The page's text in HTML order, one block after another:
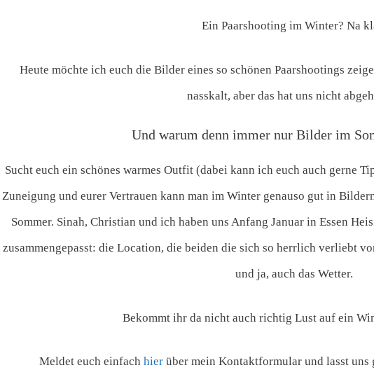
Ein Paarshooting im Winter? Na
Heute möchte ich euch die Bilder eines so schönen Paarshootings
nasskalt, aber das hat uns nicht
Und warum denn immer nur Bilder im
Sucht euch ein schönes warmes Outfit (dabei kann ich euch auch gerne
Zuneigung und eurer Vertrauen kann man im Winter genauso gut in
Sommer. Sinah, Christian und ich haben uns Anfang Januar in Essen
zusammengepasst: die Location, die beiden die sich so herrlich verliebt
und ja, auch das Wetter.
Bekommt ihr da nicht auch richtig Lust auf ein
Meldet euch einfach hierüber mein Kontaktformular und lasst uns